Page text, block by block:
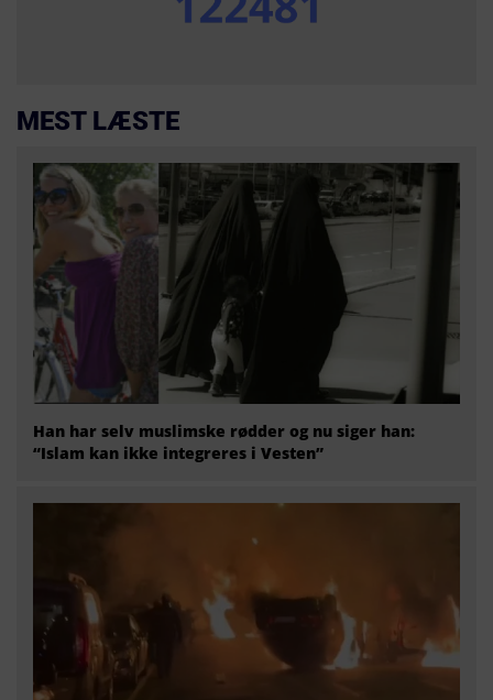
MEST LÆSTE
Han har selv muslimske rødder og nu siger han:
“Islam kan ikke integreres i Vesten”